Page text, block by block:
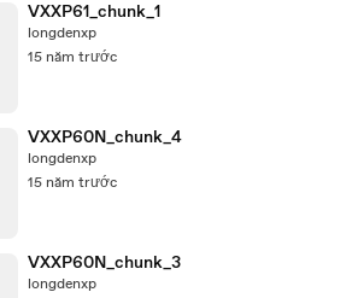
VXXP61_chunk_1
longdenxp
15 năm trước
VXXP60N_chunk_4
longdenxp
15 năm trước
VXXP60N_chunk_3
longdenxp